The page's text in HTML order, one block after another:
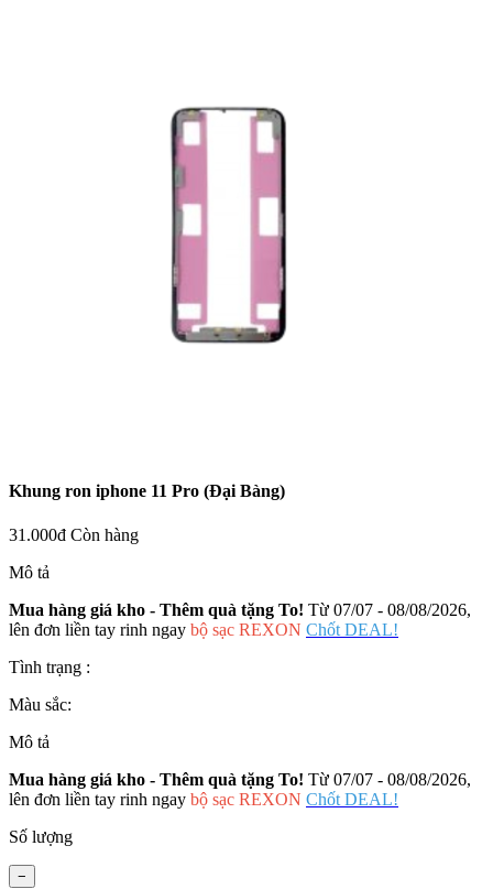
Khung ron iphone 11 Pro (Đại Bàng)
31.000đ Còn hàng
Mô tả
Mua hàng giá kho - Thêm quà tặng To! Từ 07/07 - 08/08/2026,
lên đơn liền tay rinh ngay bộ sạc REXON Chốt DEAL!
Tình trạng :
Màu sắc:
Mô tả
Mua hàng giá kho - Thêm quà tặng To! Từ 07/07 - 08/08/2026,
lên đơn liền tay rinh ngay bộ sạc REXON Chốt DEAL!
Số lượng